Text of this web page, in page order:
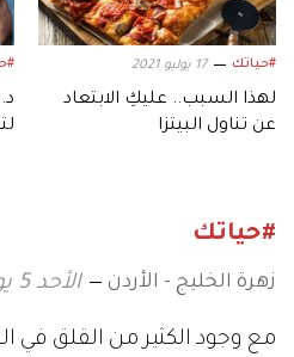
#حياتك 17 يوليو 2021
لهذا السبب.. عليكِ الابتعاد
عن تناول البيتزا
#حياتك
زهرة الخليج - الأردن الأحد 5 يونيو 2022 10:00
مع وجود الكثير من القلق في